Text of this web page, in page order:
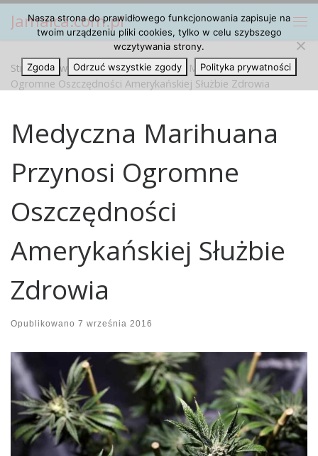
Przejdź do treści
Jamaica.com.pl
Strona główna » Artykuły » Medyczna Marihuana Przynosi
Ogromne Oszczędności Amerykańskiej Służbie Zdrowia
Medyczna Marihuana
Przynosi Ogromne
Oszczędności
Amerykańskiej Służbie
Zdrowia
Opublikowano 7 września 2016
Nasza strona do prawidłowego funkcjonowania zapisuje na
twoim urządzeniu pliki cookies, tylko w celu szybszego
wczytywania strony.
Zgoda
Odrzuć wszystkie zgody Polityka prywatności